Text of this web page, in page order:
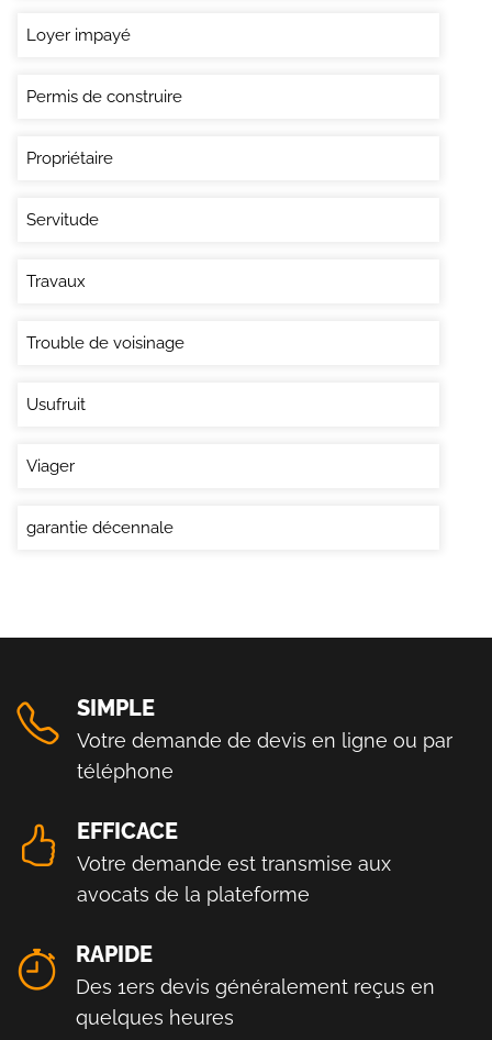
Loyer impayé
Permis de construire
Propriétaire
Servitude
Travaux
Trouble de voisinage
Usufruit
Viager
garantie décennale
SIMPLE
Votre demande de devis en ligne ou par
téléphone
EFFICACE
Votre demande est transmise aux
avocats de la plateforme
RAPIDE
Des 1ers devis généralement reçus en
quelques heures